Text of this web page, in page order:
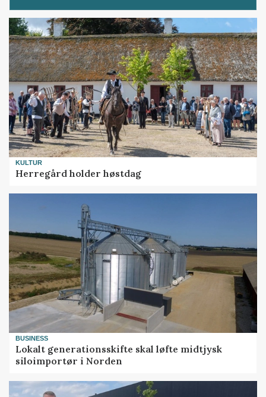
KULTUR
Herregård holder høstdag
BUSINESS
Lokalt generationsskifte skal løfte midtjysk
siloimportør i Norden